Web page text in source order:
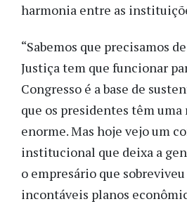
harmonia entre as
“Sabemos que precisamos
Justiça tem que funcionar
Congresso é a base de
que os presidentes têm
enorme. Mas hoje vejo um
institucional que deixa a
o empresário que
incontáveis planos